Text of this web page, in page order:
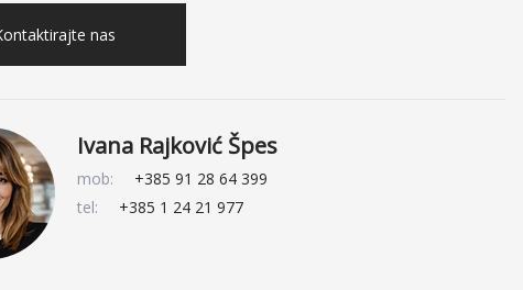
nas
Ivana Rajković Špes
mob:
+385 91 28 64 399
tel:
+385 1 24 21 977